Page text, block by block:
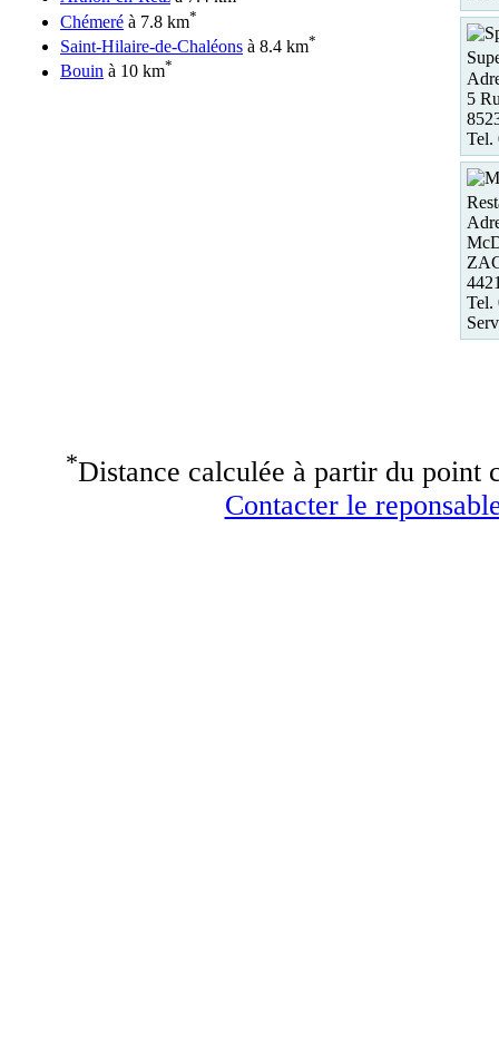
Chémeré à 7.8 km*
Saint-Hilaire-de-Chaléons à 8.4 km*
Bouin à 10 km*
5
Tel.
Tel.
*Distance calculée à partir du point
Contacter le